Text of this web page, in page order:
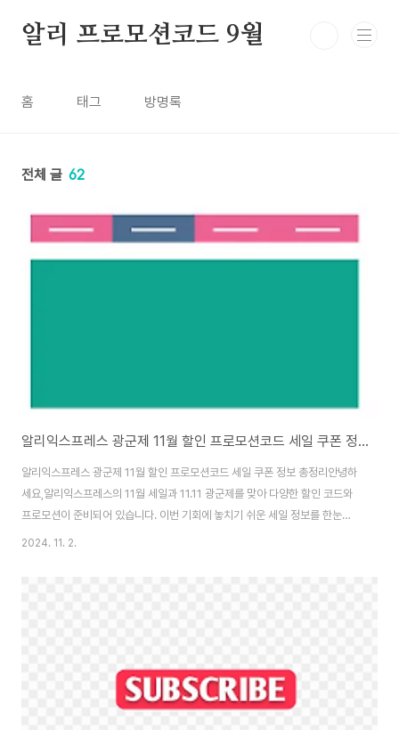
알리 프로모션코드 9월
홈 태그 방명록
전체 글 62
알리익스프레스 광군제 11월 할인 프로모션코드 세일 쿠폰 정보 총정리
알리익스프레스 광군제 11월 할인 프로모션코드 세일 쿠폰 정보 총정리안녕하
세요,알리익스프레스의 11월 세일과 11.11 광군제를 맞아 다양한 할인 코드와
프로모션이 준비되어 있습니다. 이번 기회에 놓치기 쉬운 세일 정보를 한눈에
정리해 드릴게요! 스마트한 쇼핑을 위한 꿀팁도 가득 담아 준비했으니, 끝까지
2024. 11. 2.